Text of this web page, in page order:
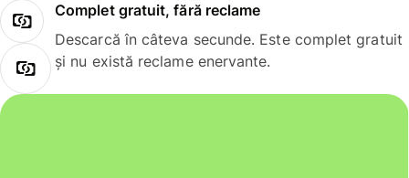
Complet gratuit, fără reclame
Descarcă în câteva secunde. Este complet gratuit
și nu există reclame enervante.